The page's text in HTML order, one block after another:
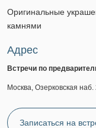
Оригинальные
камнями
Адрес
Встречи по
Москва, Озерковская наб.
Записаться на